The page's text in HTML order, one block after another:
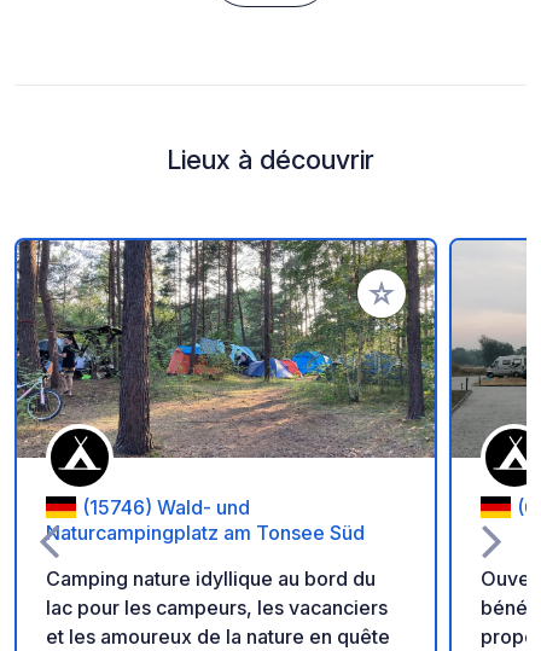
Lieux à découvrir
Ajouter à vos
(15746) Wald- und
Naturcampingplatz am Tonsee Süd
Camping nature idyllique au bord du
lac pour les campeurs, les vacanciers
et les amoureux de la nature en quête